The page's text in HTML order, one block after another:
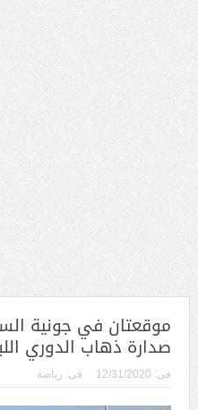
موقعتان في جونية
صدارة ذهاب الدوري
فى: 12/31/2020 فى: رياضة